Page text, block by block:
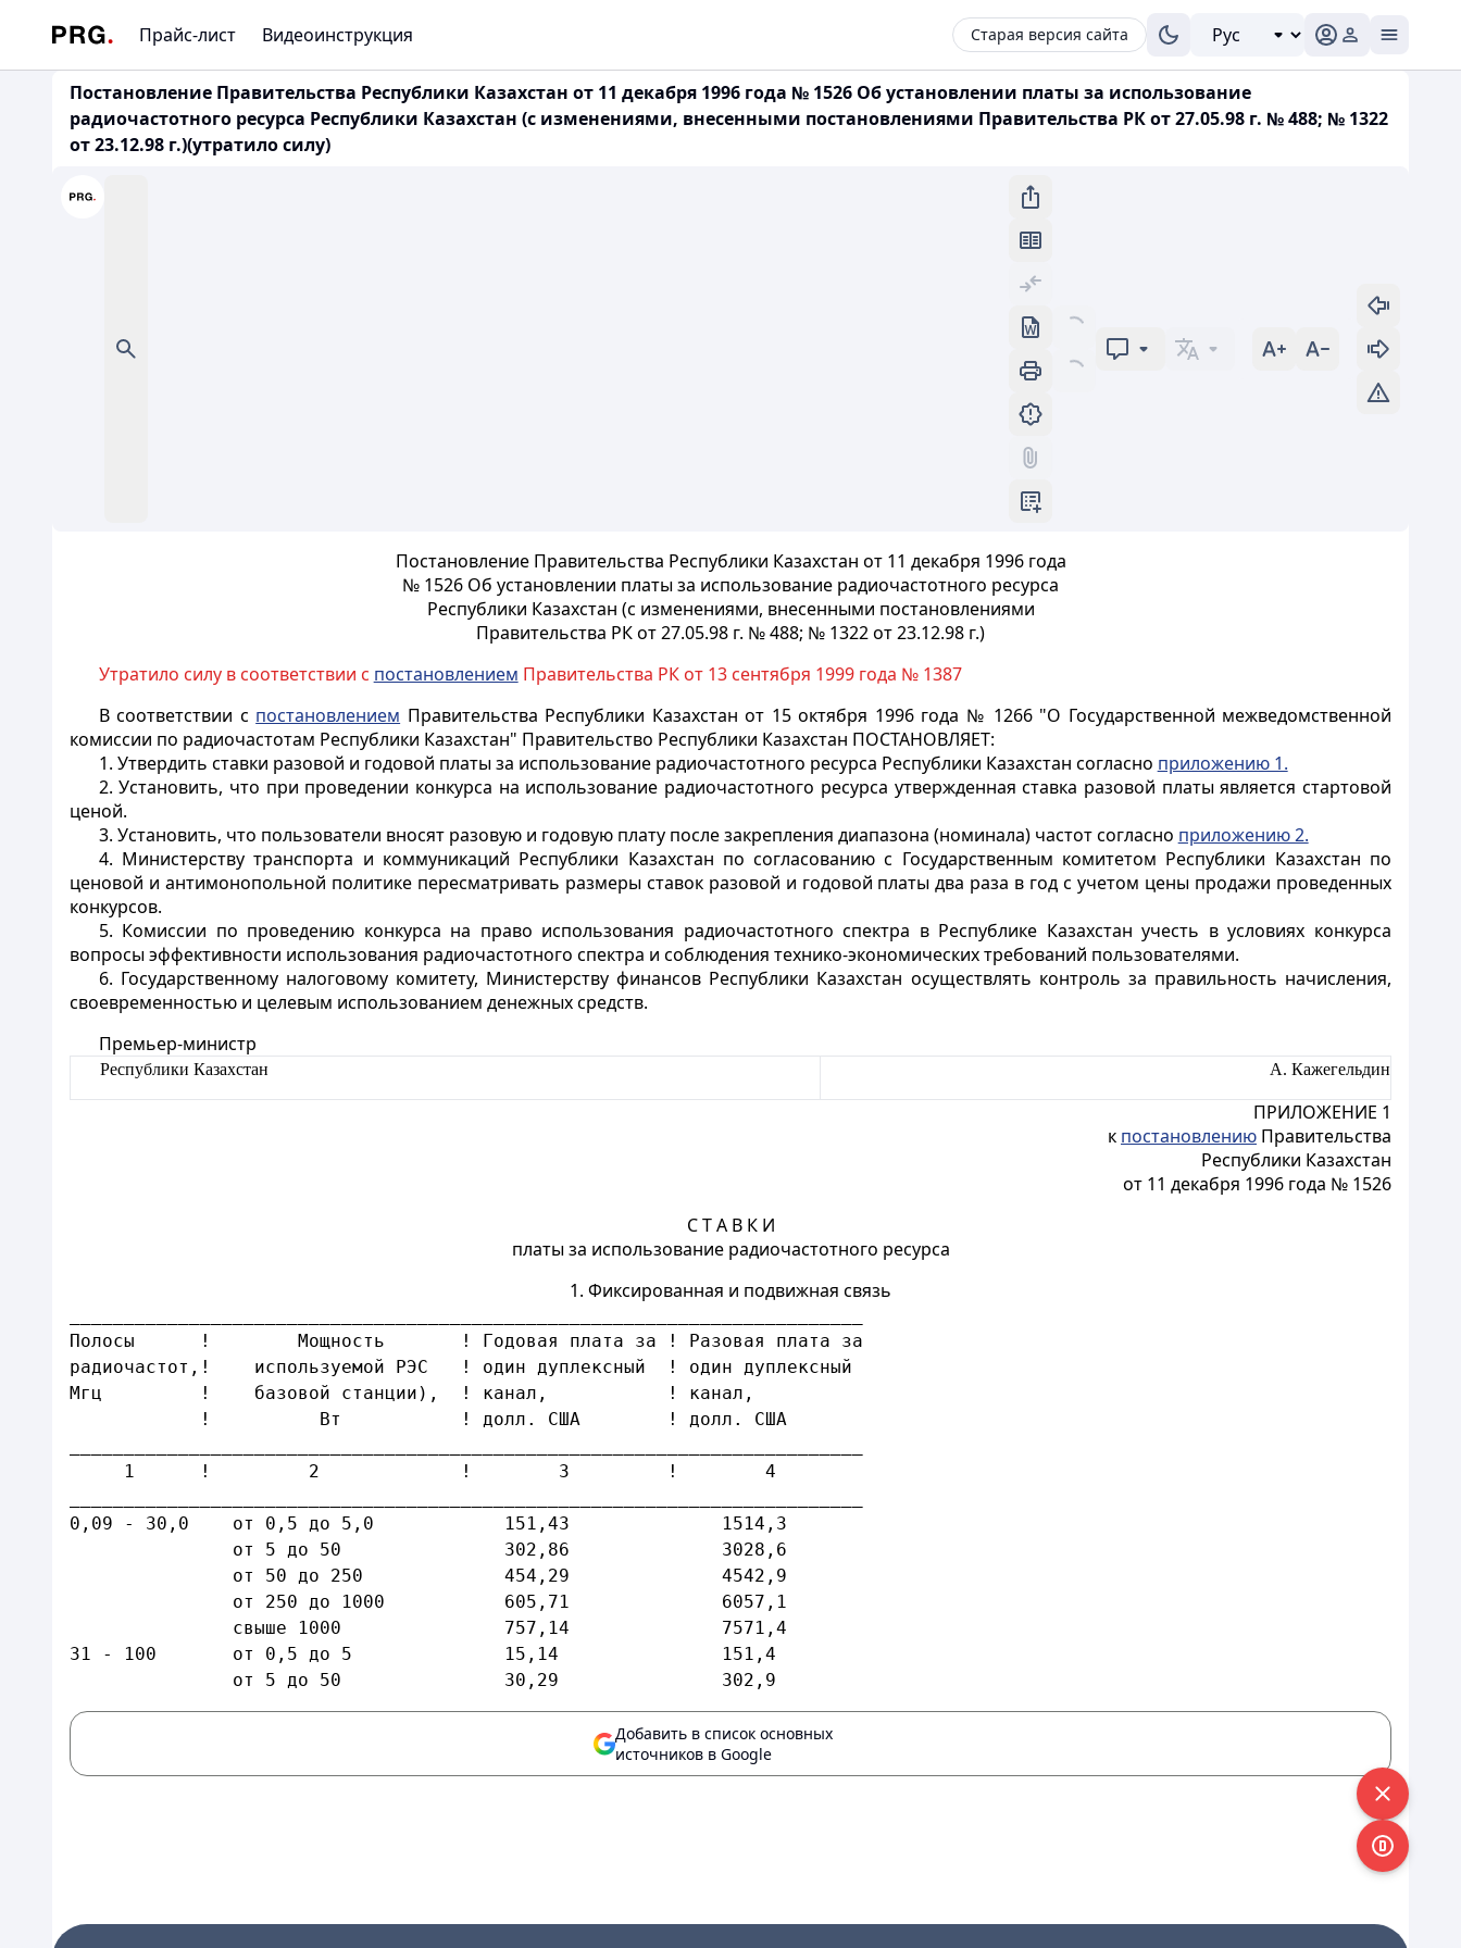
Прайс-лист Видеоинструкция Старая версия сайта
Постановление Правительства Республики Казахстан от 11 декабря 1996 года № 1526 Об установлении платы за использование
радиочастотного ресурса Республики Казахстан (с изменениями, внесенными постановлениями Правительства РК от 27.05.98 г. № 488; № 1322
от 23.12.98 г.)(утратило силу)
Постановление Правительства Республики Казахстан от 11 декабря 1996 года
№ 1526 Об установлении платы за использование радиочастотного ресурса
Республики Казахстан (с изменениями, внесенными постановлениями
Правительства РК от 27.05.98 г. № 488; № 1322 от 23.12.98 г.)
Утратило силу в соответствии с постановлением Правительства РК от 13 сентября 1999 года № 1387
В соответствии с постановлением Правительства Республики Казахстан от 15 октября 1996 года № 1266 "О Государственной межведомственной
комиссии по радиочастотам Республики Казахстан" Правительство Республики Казахстан ПОСТАНОВЛЯЕТ:
1. Утвердить ставки разовой и годовой платы за использование радиочастотного ресурса Республики Казахстан согласно приложению 1.
2. Установить, что при проведении конкурса на использование радиочастотного ресурса утвержденная ставка разовой платы является стартовой
ценой.
3. Установить, что пользователи вносят разовую и годовую плату после закрепления диапазона (номинала) частот согласно приложению 2.
4. Министерству транспорта и коммуникаций Республики Казахстан по согласованию с Государственным комитетом Республики Казахстан по
ценовой и антимонопольной политике пересматривать размеры ставок разовой и годовой платы два раза в год с учетом цены продажи проведенных
конкурсов.
5. Комиссии по проведению конкурса на право использования радиочастотного спектра в Республике Казахстан учесть в условиях конкурса
вопросы эффективности использования радиочастотного спектра и соблюдения технико-экономических требований пользователями.
6. Государственному налоговому комитету, Министерству финансов Республики Казахстан осуществлять контроль за правильность начисления,
своевременностью и целевым использованием денежных средств.
Премьер-министр
Республики Казахстан А. Кажегельдин
ПРИЛОЖЕНИЕ 1
к постановлению Правительства
Республики Казахстан
от 11 декабря 1996 года № 1526
С Т А В К И
платы за использование радиочастотного ресурса
1. Фиксированная и подвижная связь
Полосы      !        Мощность       ! Годовая плата за ! Разовая плата за
радиочастот,!    используемой РЭС   ! один дуплексный  ! один дуплексный
Мгц         !    базовой станции),  ! канал,           ! канал,
!          Вт           ! долл. США        ! долл. США
1      !         2             !        3         !        4
0,09 - 30,0    от 0,5 до 5,0            151,43              1514,3
от 5 до 50               302,86              3028,6
от 50 до 250             454,29              4542,9
от 250 до 1000           605,71              6057,1
свыше 1000               757,14              7571,4
31 - 100       от 0,5 до 5              15,14               151,4
от 5 до 50               30,29               302,9
Добавить в список основных
источников в Google